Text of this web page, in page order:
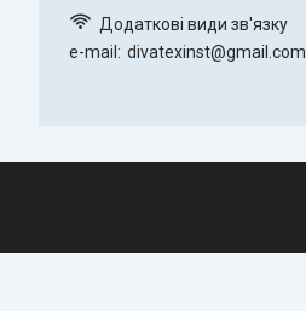
e-mail divatexinst@gmail.com